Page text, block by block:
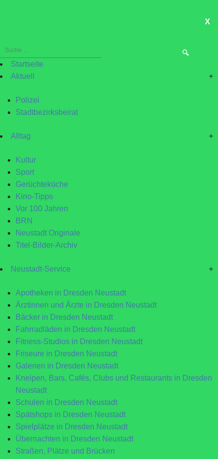
X
Suche
nach:Startseite
Aktuell
+
Polizei
Stadtbezirksbeirat
Alltag +
Kultur
Sport
Gerüchteküche
Kino-Tipps
Vor 100 Jahren
BRN
Neustadt Originale
Titel-Bilder-Archiv
Neustadt-Service +
Apotheken in Dresden Neustadt
Ärztinnen und Ärzte in Dresden Neustadt
Bäcker in Dresden Neustadt
Fahrradläden in Dresden Neustadt
Fitness-Studios in Dresden Neustadt
Friseure in Dresden Neustadt
Galerien in Dresden Neustadt
Kneipen, Bars, Cafés, Clubs und Restaurants in Dresden
Neustadt
Schulen in Dresden Neustadt
Spätshops in Dresden Neustadt
Spielplätze in Dresden Neustadt
Übernachten in Dresden Neustadt
Straßen, Plätze und Brücken